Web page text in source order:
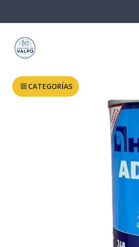
CATEGORÍAS